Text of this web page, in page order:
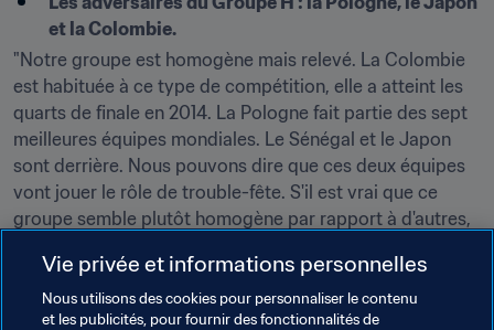
et la Colombie.
"Notre groupe est homogène mais relevé. La Colombie
est habituée à ce type de compétition, elle a atteint les
quarts de finale en 2014. La Pologne fait partie des sept
meilleures équipes mondiales. Le Sénégal et le Japon
sont derrière. Nous pouvons dire que ces deux équipes
vont jouer le rôle de trouble-fête. S'il est vrai que ce
groupe semble plutôt homogène par rapport à d'autres,
de détermination et sans complexes."
La Coupe du Monde, en tant que sélectionneur ou
Vie privée et informations personnelles
Nous utilisons des cookies pour personnaliser le contenu
et les publicités, pour fournir des fonctionnalités de